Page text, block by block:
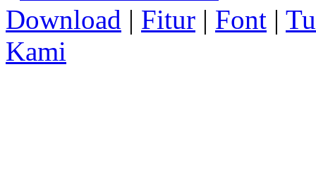
Download | Fitur | Font |
Kami